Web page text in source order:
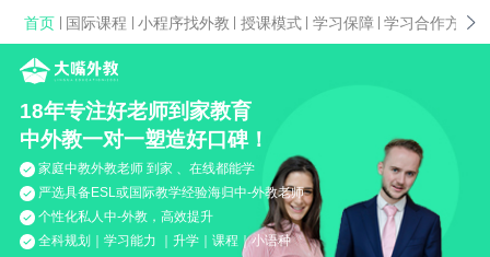
首页 国际课程 小程序找外教 授课模式 学习保障 学习合作方案
18年专注好老师到家教育
中外教一对一塑造好口碑！
家庭中教外教老师 到家 、在线都能学
严选具备ESL或国际教学经验海归中-外教老师
个性化私人中-外教，高效提升
全科规划｜学习能力 ｜升学｜课程｜小语种